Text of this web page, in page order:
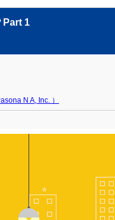
Part 1
N A, Inc. ）